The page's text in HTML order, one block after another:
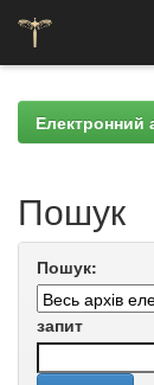
navigationЕлектронний
Пошук
Пошук:
запит